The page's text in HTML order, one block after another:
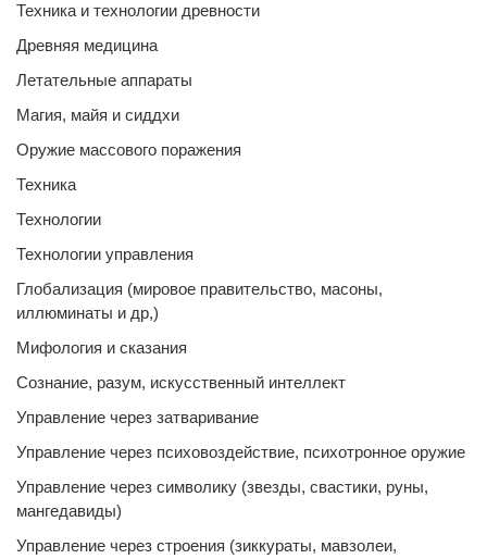
Техника и технологии древности
Древняя медицина
Летательные аппараты
Магия, майя и сиддхи
Оружие массового поражения
Техника
Технологии
Технологии управления
Глобализация (мировое правительство, масоны,
иллюминаты и др,)
Мифология и сказания
Сознание, разум, искусственный интеллект
Управление через затваривание
Управление через психовоздействие, психотронное оружие
Управление через символику (звезды, свастики, руны,
мангедавиды)
Управление через строения (зиккураты, мавзолеи,